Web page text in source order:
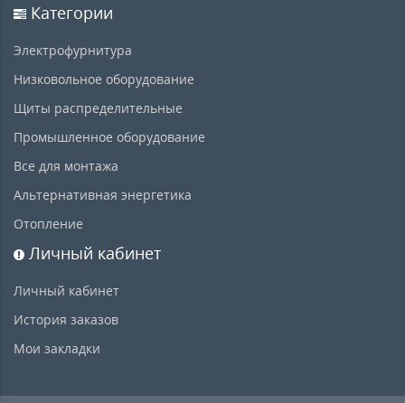
Категории
Электрофурнитура
Низковольное оборудование
Щиты распределительные
Промышленное оборудование
Все для монтажа
Альтернативная энергетика
Отопление
Личный кабинет
Личный кабинет
История заказов
Мои закладки